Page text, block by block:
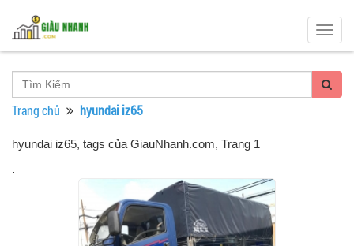
Trang chủ hyundai iz65
hyundai iz65, tags của GiauNhanh.com, Trang 1
.